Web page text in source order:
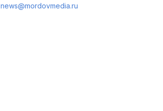
news@mordovmedia.ru